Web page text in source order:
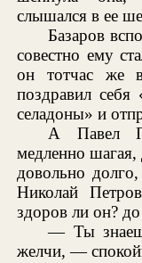
слышался в ее
Базаров
совестно ему
он тотчас же
поздравил
селадоны» и
А Павел
медленно шагая,
довольно
Николай
здоров ли он?
— Ты
желчи, —